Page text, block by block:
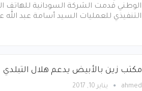
الوطني قدمت الشركة السودانية للهاتف
التنفيذي للعمليات السيد أسامة عبد الله
مكتب زين بالأبيض يدعم هلال التبلدي
ahmed يناير 10, 2017